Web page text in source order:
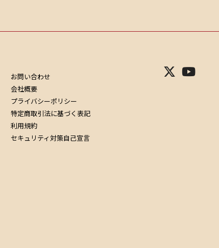
お問い合わせ
会社概要
プライバシーポリシー
特定商取引法に基づく表記
利用規約
セキュリティ対策自己宣言